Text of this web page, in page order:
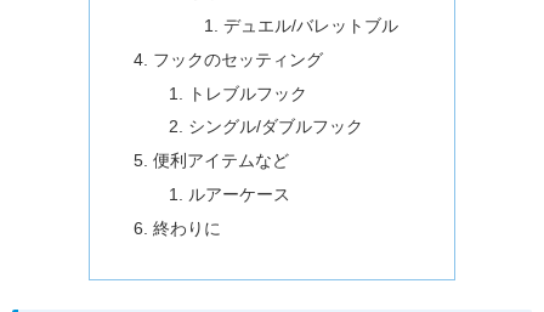
デュエル/バレットブル
フックのセッティング
トレブルフック
シングル/ダブルフック
便利アイテムなど
ルアーケース
終わりに